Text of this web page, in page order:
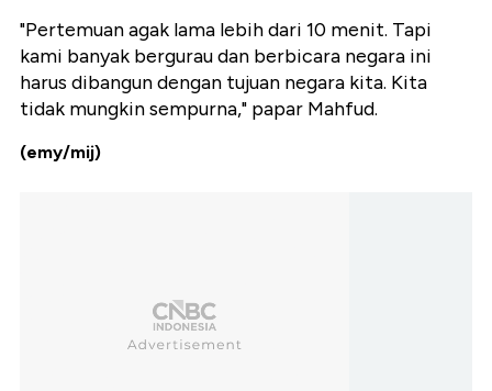
"Pertemuan agak lama lebih dari 10 menit. Tapi
kami banyak bergurau dan berbicara negara ini
harus dibangun dengan tujuan negara kita. Kita
tidak mungkin sempurna," papar Mahfud.
(emy/mij)